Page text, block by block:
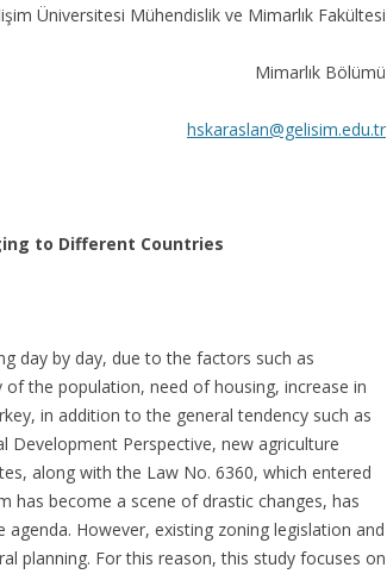
Üniversitesi Mühendislik ve Mimarlık Fakültesi
Mimarlık Bölümü
hskaraslan@gelisim.edu.tr
to Different Countries
day by day, due to the factors such as
the population, need of housing, increase in
in addition to the general tendency such as
Development Perspective, new agriculture
along with the Law No. 6360, which entered
has become a scene of drastic changes, has
However, existing zoning legislation and
planning. For this reason, this study focuses on